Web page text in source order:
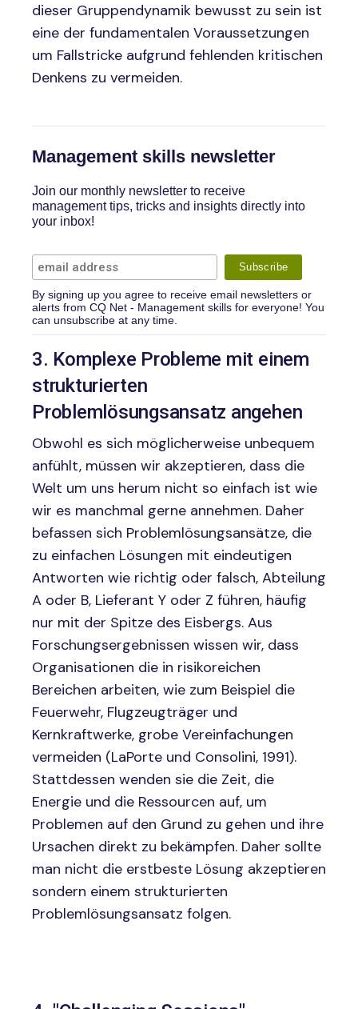
dieser Gruppendynamik bewusst zu sein ist
eine der fundamentalen Voraussetzungen
um Fallstricke aufgrund fehlenden kritischen
Denkens zu vermeiden.
Management skills newsletter
Join our monthly newsletter to receive
management tips, tricks and insights directly into
your inbox!
By signing up you agree to receive email newsletters or
alerts from CQ Net - Management skills for everyone! You
can unsubscribe at any time.
3. Komplexe Probleme mit einem
strukturierten
Problemlösungsansatz angehen
Obwohl es sich möglicherweise unbequem
anfühlt, müssen wir akzeptieren, dass die
Welt um uns herum nicht so einfach ist wie
wir es manchmal gerne annehmen. Daher
befassen sich Problemlösungsansätze, die
zu einfachen Lösungen mit eindeutigen
Antworten wie richtig oder falsch, Abteilung
A oder B, Lieferant Y oder Z führen, häufig
nur mit der Spitze des Eisbergs. Aus
Forschungsergebnissen wissen wir, dass
Organisationen die in risikoreichen
Bereichen arbeiten, wie zum Beispiel die
Feuerwehr, Flugzeugträger und
Kernkraftwerke, grobe Vereinfachungen
vermeiden (LaPorte und Consolini, 1991).
Stattdessen wenden sie die Zeit, die
Energie und die Ressourcen auf, um
Problemen auf den Grund zu gehen und ihre
Ursachen direkt zu bekämpfen. Daher sollte
man nicht die erstbeste Lösung akzeptieren
sondern einem strukturierten
Problemlösungsansatz folgen.